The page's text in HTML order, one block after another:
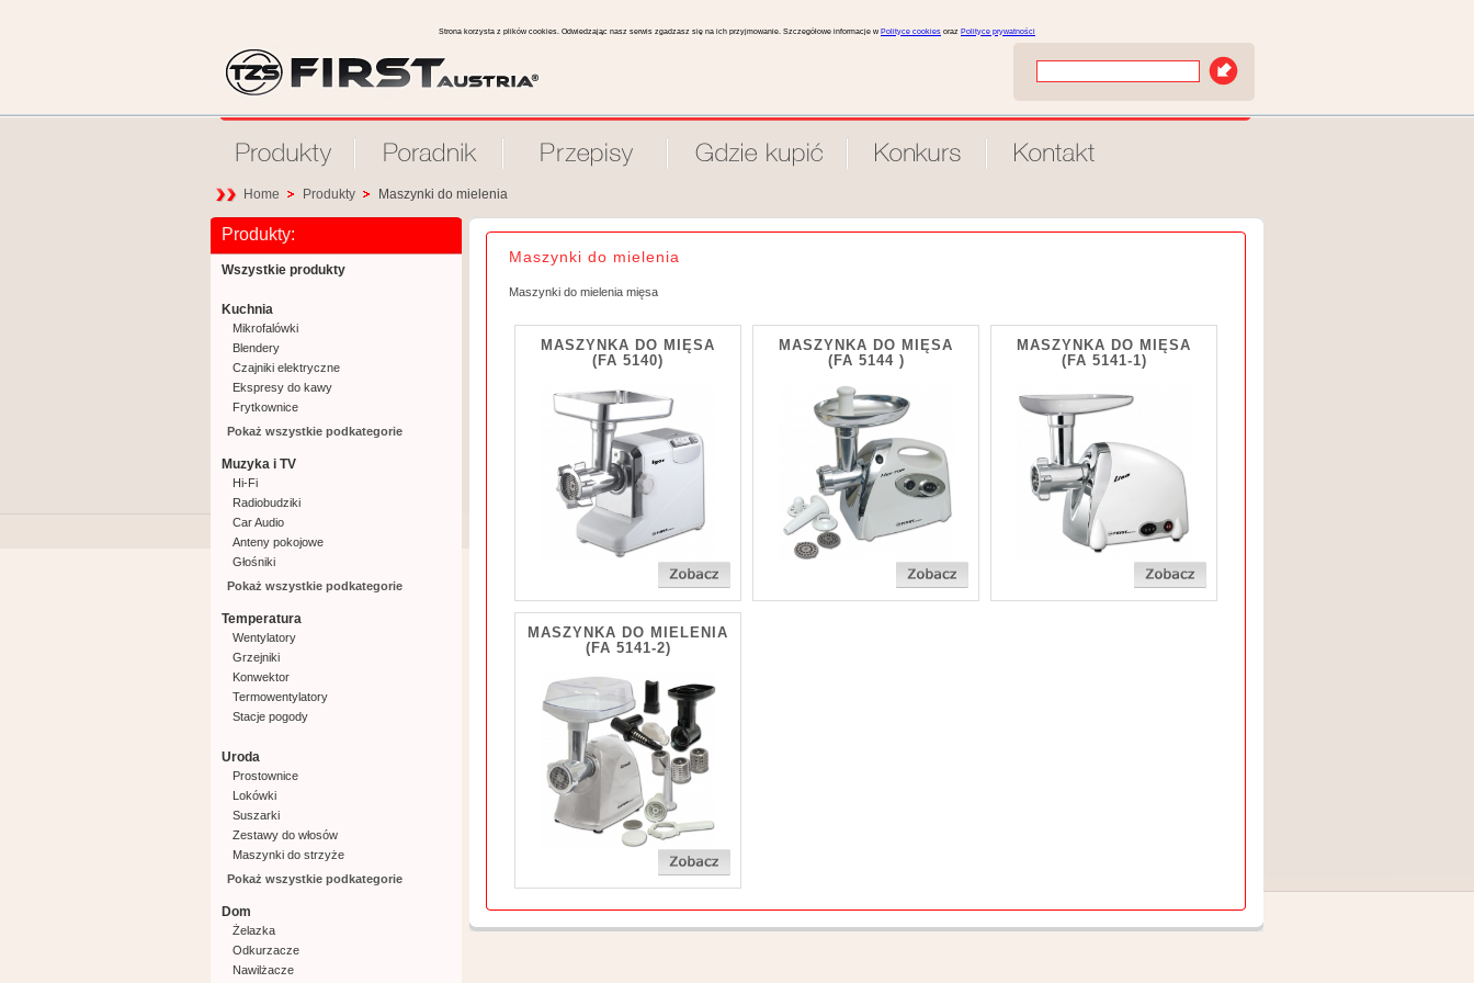
Strona korzysta z plików cookies. Odwiedzając nasz serwis zgadzasz się na ich przyjmowanie. Szczegółowe informacje w Polityce cookies oraz Polityce prywatności
Home Produkty Maszynki do mielenia
Maszynki do mielenia
Maszynki do mielenia mięsa
MASZYNKA DO MIĘSA
(FA 5140)
MASZYNKA DO MIĘSA
(FA 5144 )
MASZYNKA DO MIĘSA
(FA 5141-1)
MASZYNKA DO MIELENIA
(FA 5141-2)
Produkty:
Wszystkie produkty
Kuchnia
Mikrofalówki
Blendery
Czajniki elektryczne
Ekspresy do kawy
Frytkownice
Gofrownice
Jajowary
Krajalnice
Kuchenki elektryczne
Miksery
Młynki do kawy
Opiekacze
Parowary
Piekarniki
Rozdrabniacze
Roboty kuchenne
Sokowirówki
Suszarki do grzybów
Wypiekacze do chleba
Tostery
Spieniacze do mleka
Wyciskacze
Kombiwary
Pozostałe
Maszynki do mielenia
Pokaż wszystkie podkategorie
Muzyka i TV
Hi-Fi
Radiobudziki
Car Audio
Anteny pokojowe
Głośniki
Radia
Pokaż wszystkie podkategorie
Temperatura
Wentylatory
Grzejniki
Konwektor
Termowentylatory
Stacje pogody
Uroda
Prostownice
Lokówki
Suszarki
Zestawy do włosów
Maszynki do strzyże
Wagi łazienkowe
Manicure
Pozostałe uroda
Pokaż wszystkie podkategorie
Dom
Żelazka
Odkurzacze
Nawilżacze